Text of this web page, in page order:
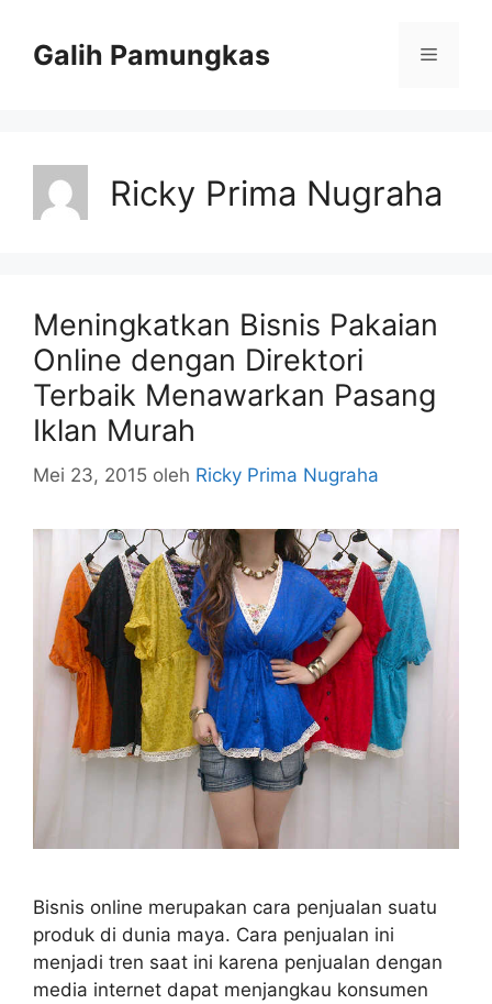
Galih Pamungkas Menu
Ricky Prima Nugraha
Meningkatkan Bisnis Pakaian
Online dengan Direktori
Terbaik Menawarkan Pasang
Iklan Murah
Mei 23, 2015 oleh Ricky Prima Nugraha
Bisnis online merupakan cara penjualan suatu
produk di dunia maya. Cara penjualan ini
menjadi tren saat ini karena penjualan dengan
media internet dapat menjangkau konsumen